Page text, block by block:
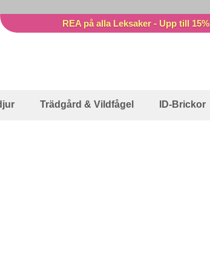
REA på alla Leksaker - Upp till 15%
Trädgård & Vildfågel ID-Brickor